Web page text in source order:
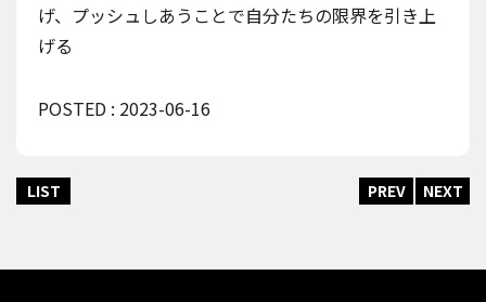
げ、プッシュしあうことで自分たちの限界を引き上
げる
POSTED : 2023-06-16
LIST PREV NEXT